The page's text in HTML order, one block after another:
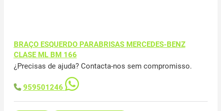
BRAÇO ESQUERDO PARABRISAS MERCEDES-BENZ
CLASE ML BM 166
¿Precisas de ajuda? Contacta-nos sem compromisso.
959501246